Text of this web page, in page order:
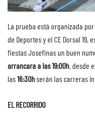
La prueba está organizada
de Deportes y el CE Dorsal
fiestas Josefinas un buen
arrancara a las 19:00h . desde
las16:30hserán las carreras
EL RECORRIDO